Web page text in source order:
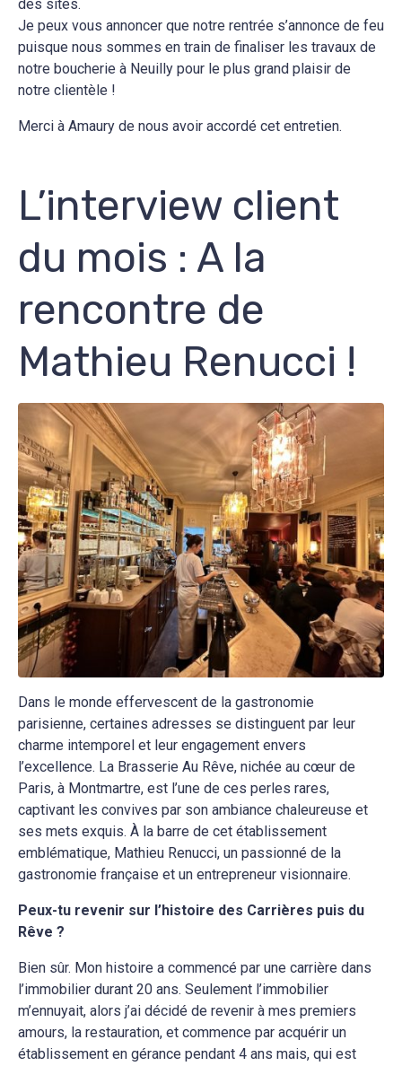
des sites.
Je peux vous annoncer que notre rentrée s’annonce de feu
puisque nous sommes en train de finaliser les travaux de
notre boucherie à Neuilly pour le plus grand plaisir de
notre clientèle !
Merci à Amaury de nous avoir accordé cet entretien.
L’interview client
du mois : A la
rencontre de
Mathieu Renucci !
Dans le monde effervescent de la gastronomie
parisienne, certaines adresses se distinguent par leur
charme intemporel et leur engagement envers
l’excellence. La Brasserie Au Rêve, nichée au cœur de
Paris, à Montmartre, est l’une de ces perles rares,
captivant les convives par son ambiance chaleureuse et
ses mets exquis. À la barre de cet établissement
emblématique, Mathieu Renucci, un passionné de la
gastronomie française et un entrepreneur visionnaire.
Peux-tu revenir sur l’histoire des Carrières puis du
Rêve ?
Bien sûr. Mon histoire a commencé par une carrière dans
l’immobilier durant 20 ans. Seulement l’immobilier
m’ennuyait, alors j’ai décidé de revenir à mes premiers
amours, la restauration, et commence par acquérir un
établissement en gérance pendant 4 ans mais, qui est